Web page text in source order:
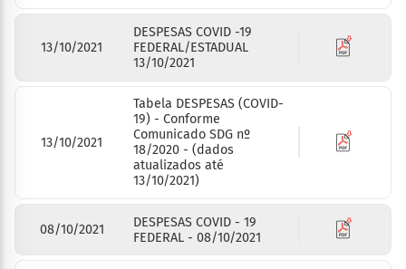
13/10/2021
DESPESAS COVID -19
FEDERAL/ESTADUAL
13/10/2021
13/10/2021
Tabela DESPESAS (COVID-
19) - Conforme
Comunicado SDG nº
18/2020 - (dados
atualizados até
13/10/2021)
08/10/2021
DESPESAS COVID - 19
FEDERAL - 08/10/2021